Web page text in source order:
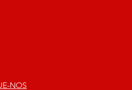
NOS